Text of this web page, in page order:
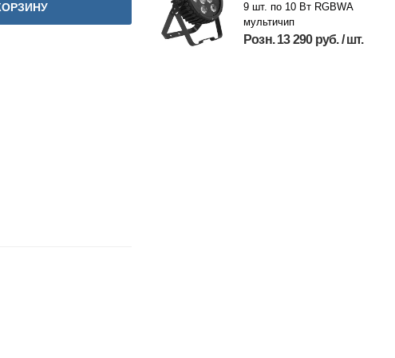
9 шт. по 10 Вт RGBWA
мультичип
Розн. 13 290 руб. / шт.